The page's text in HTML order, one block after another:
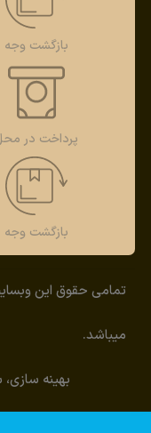
بازگشت وجه
پرداخت در
بازگشت وجه
تمامی حقوق این
میباشد.
بهینه